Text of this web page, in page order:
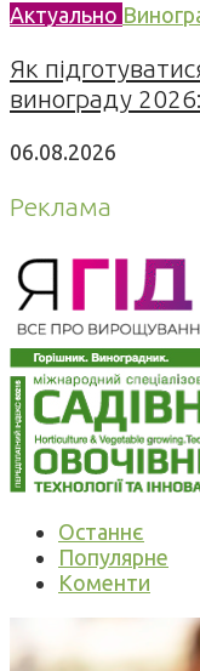
Актуально
Як
винограду
06.08.2026
Реклама
Останнє
Популярне
Коменти